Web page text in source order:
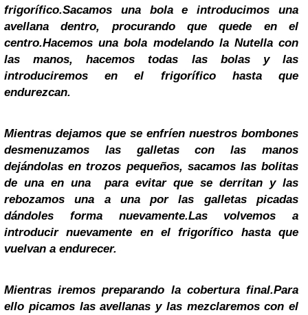
frigorífico.Sacamos una bola e introducimos una
avellana dentro, procurando que quede en el
centro.Hacemos una bola modelando la Nutella con
las manos, hacemos todas las bolas y las
introduciremos en el frigorífico hasta que
endurezcan.
Mientras dejamos que se enfríen nuestros bombones
desmenuzamos las galletas con las manos
dejándolas en trozos pequeños, sacamos las bolitas
de una en una para evitar que se derritan y las
rebozamos una a una por las galletas picadas
dándoles forma nuevamente.Las volvemos a
introducir nuevamente en el frigorífico hasta que
vuelvan a endurecer.
Mientras iremos preparando la cobertura final.Para
ello picamos las avellanas y las mezclaremos con el